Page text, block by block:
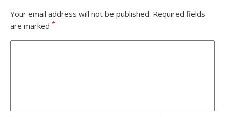
Your email address will not be published. Required fields
are marked *